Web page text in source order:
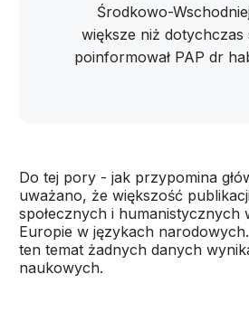
Środkowo-
większe niż
poinformował PAP dr
Do tej pory - jak przypomina
uważano, że większość
społecznych i humanistycznych
Europie w językach
ten temat żadnych danych
naukowych.